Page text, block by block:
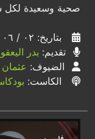
صحية وسعيدة لكل
بتاريخ: ٠٢ / ٠٦ / ٢٠٢٦
تقديم: بدر
الضيوف:
الكاست: